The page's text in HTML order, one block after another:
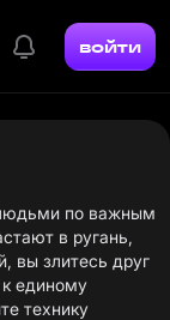
войти
по важным
в ругань,
вы злитесь друг
к единому
технику